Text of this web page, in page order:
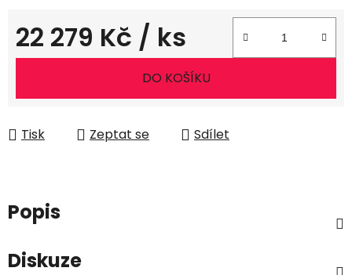
22 279 Kč / ks
Měrná cena:
DO KOŠÍKU
Tisk Zeptat se Sdílet
Popis
Diskuze